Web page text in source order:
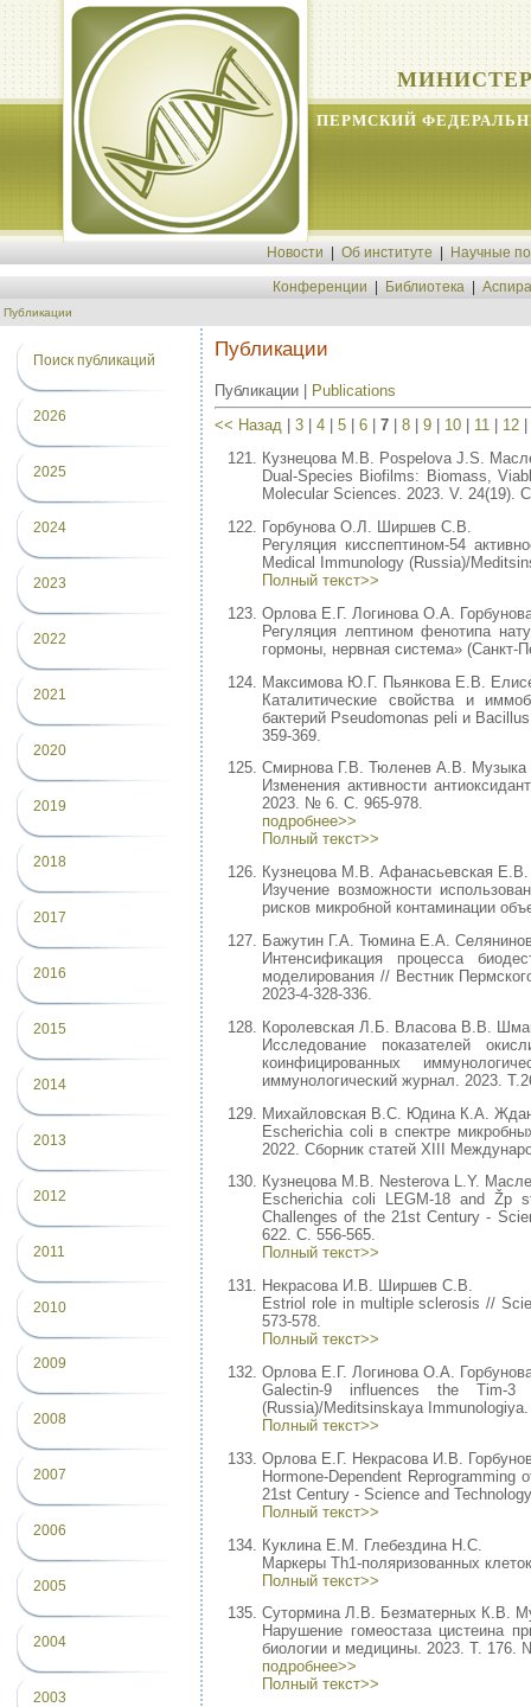
ПЕРМСКИЙ
Новости Об институте Научные
Конференции Библиотека
Публикации
Поиск публикаций
2026
2025
2024
2023
2022
2021
2020
2019
2018
2017
2016
2015
2014
2013
2012
2011
2010
2009
2008
2007
2006
2005
2004
2003
Публикации
Публикации | Publications
<< Назад
3 4 5 6 7 8 9 10 11 12
Кузнецова М.В. Pospelova J.S.
Dual-Species Biofilms: Biomass,
Molecular Sciences. 2023. V. 24(19).
Горбунова О.Л. Ширшев С.В.
Регуляция кисспептином-54
Medical Immunology (Russia)/
Полный текст>>
Орлова Е.Г. Логинова О.А.
Регуляция лептином фенотипа
гормоны, нервная система» (Санкт-
Максимова Ю.Г. Пьянкова Е.В.
Каталитические свойства и
бактерий Pseudomonas peli и
359-369.
Смирнова Г.В. Тюленев А.В.
Изменения активности
2023. № 6. С. 965-978.
подробнее>>
Полный текст>>
Кузнецова М.В. Афанасьевская
Изучение возможности
рисков микробной контаминации
Бажутин Г.А. Тюмина Е.А.
Интенсификация процесса
моделирования // Вестник
2023-4-328-336.
Королевская Л.Б. Власова В.В.
Исследование показателей
коинфицированных
иммунологический журнал. 2023.
Михайловская В.С. Юдина К.А.
Escherichia coli в спектре
2022. Cборник статей XIII
Кузнецова М.В. Nesterova L.Y.
Escherichia coli LEGM-18 and Žp
Challenges of the 21st Century -
622. С. 556-565.
Полный текст>>
Некрасова И.В. Ширшев С.В.
Estriol role in multiple sclerosis //
573-578.
Полный текст>>
Орлова Е.Г. Логинова О.А.
Galectin-9 influences the Tim-3
(Russia)/Meditsinskaya
Полный текст>>
Орлова Е.Г. Некрасова И.В.
Hormone-Dependent
21st Century - Science and
Полный текст>>
Куклина Е.М. Глебездина Н.С.
Маркеры Th1-поляризованных
Полный текст>>
Сутормина Л.В. Безматерных К.В.
Нарушение гомеостаза цистеина
биологии и медицины. 2023. Т. 176.
подробнее>>
Полный текст>>